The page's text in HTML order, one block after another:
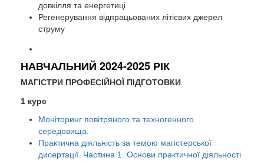
довкілля та енергетиці
Регенерування відпрацьованих літієвих джерел
струму
НАВЧАЛЬНИЙ 2024-2025 РІК
МАГІСТРИ ПРОФЕСІЙНОЇ ПІДГОТОВКИ
1 курс
Моніторинг повітряного та техногенного
середовища.
Практична діяльність за темою магістерської
дисертації. Частина 1. Основи практичної діяльності